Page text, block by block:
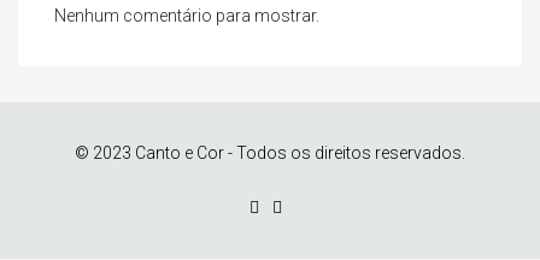
Nenhum comentário para mostrar.
© 2023 Canto e Cor - Todos os direitos reservados.